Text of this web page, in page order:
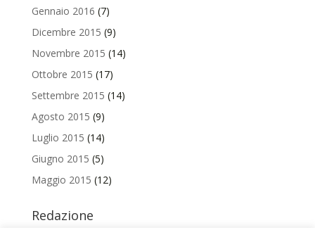
Gennaio 2016 (7)
Dicembre 2015 (9)
Novembre 2015 (14)
Ottobre 2015 (17)
Settembre 2015 (14)
Agosto 2015 (9)
Luglio 2015 (14)
Giugno 2015 (5)
Maggio 2015 (12)
Redazione